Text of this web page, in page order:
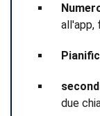
all'app,
due